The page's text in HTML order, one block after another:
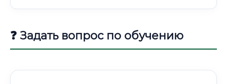
❓ Задать вопрос по обучению